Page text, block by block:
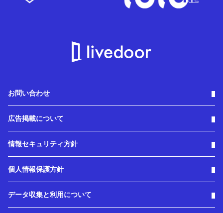
お問い合わせ
広告掲載について
情報セキュリティ方針
個人情報保護方針
データ収集と利用について